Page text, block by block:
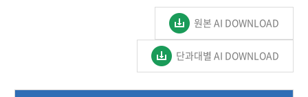
원본 AI DOWNLOAD
단과대별 AI DOWNLOAD